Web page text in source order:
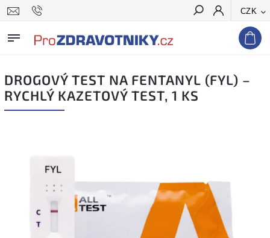
CZK
Hledat
DROGOVÝ TEST NA FENTANYL (FYL) –
RYCHLÝ KAZETOVÝ TEST, 1 KS